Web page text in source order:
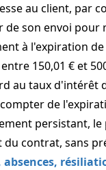
au client, par
de son envoi pour
à l'expiration
150,01 € et
au taux d'intérêt
de
persistant,
contrat, sans